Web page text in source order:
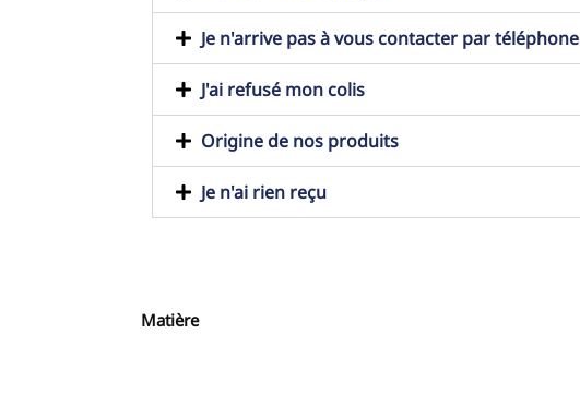
Je n'arrive pas à vous contacter par téléphone
J'ai refusé mon colis
Origine de nos produits
Je n'ai rien reçu
Matière